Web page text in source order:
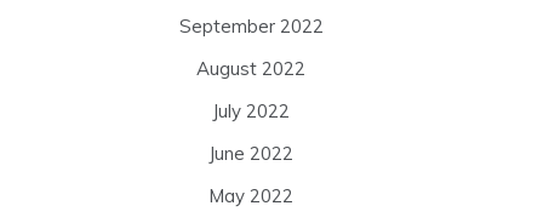
September 2022
August 2022
July 2022
June 2022
May 2022